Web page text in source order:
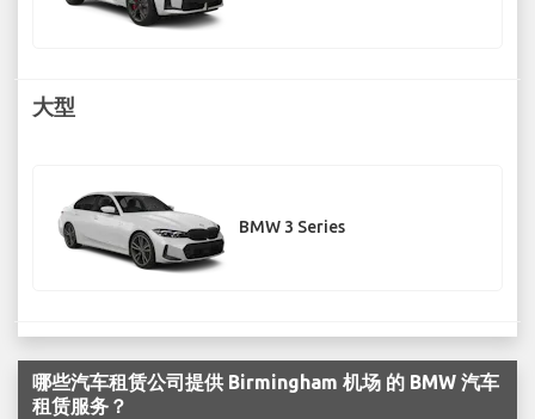
大型
BMW 3 Series
哪些汽车租赁公司提供 Birmingham 机场 的 BMW 汽车
租赁服务？